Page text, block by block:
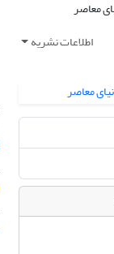
اطلاعات نشریه